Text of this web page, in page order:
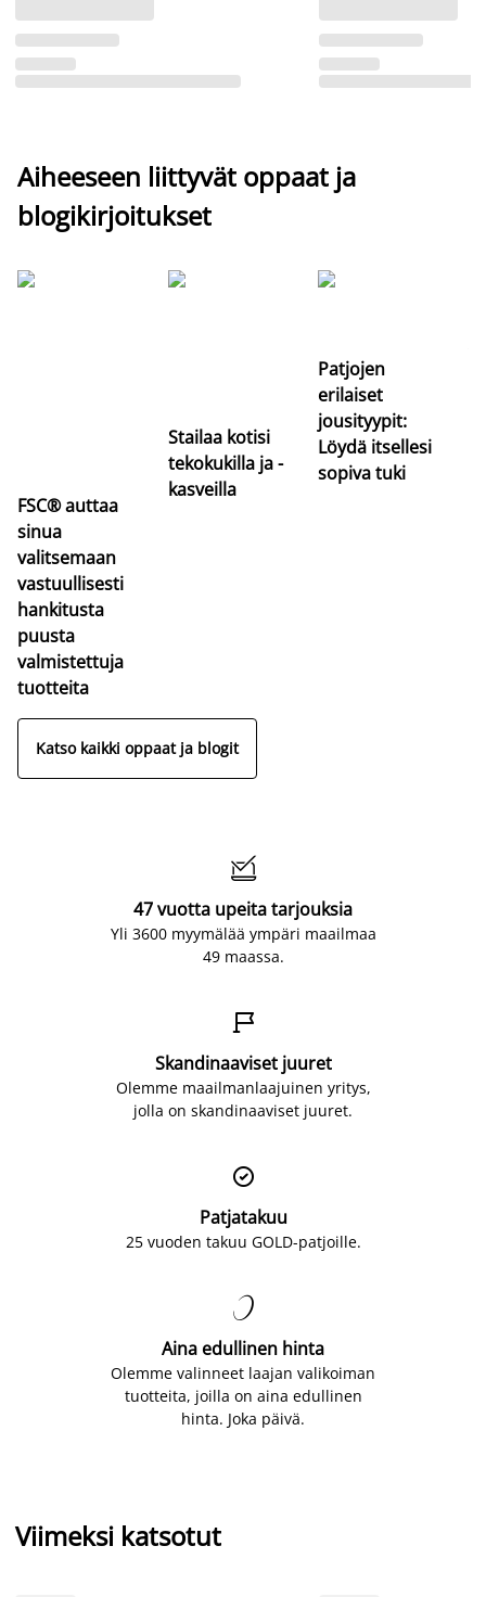
Aiheeseen liittyvät oppaat ja
blogikirjoitukset
FSC® auttaa
sinua
valitsemaan
vastuullisesti
hankitusta
puusta
valmistettuja
tuotteita
Stailaa kotisi
tekokukilla ja -
kasveilla
Patjojen
erilaiset
jousityypit:
Löydä itsellesi
sopiva tuki
Katso kaikki oppaat ja blogit

47 vuotta upeita tarjouksia
Yli 3600 myymälää ympäri maailmaa
49 maassa.

Skandinaaviset juuret
Olemme maailmanlaajuinen yritys,
jolla on skandinaaviset juuret.

Patjatakuu
25 vuoden takuu GOLD-patjoille.

Aina edullinen hinta
Olemme valinneet laajan valikoiman
tuotteita, joilla on aina edullinen
hinta. Joka päivä.
Viimeksi katsotut